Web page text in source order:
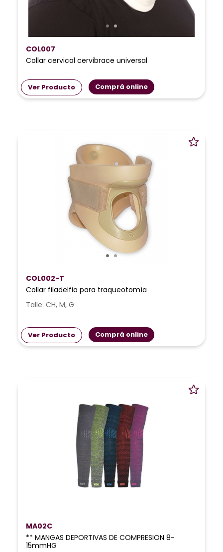
COL007
Collar cervical cervibrace universal
Ver Producto Comprá online
COL002-T
Collar filadelfia para traqueotomía
Talle: CH, M, G
Ver Producto Comprá online
MA02C
** MANGAS DEPORTIVAS DE COMPRESION 8-
15mmHG